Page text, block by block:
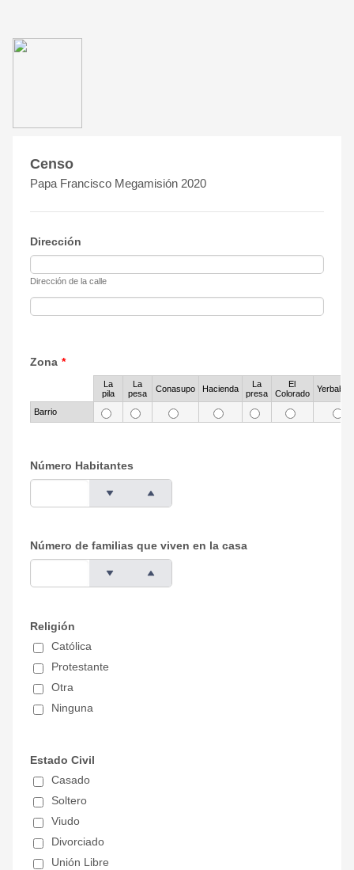
Censo
Papa Francisco Megamisión 2020
Dirección
Dirección de la calle
Zona *
La
pila
La
pesa
Conasupo Hacienda
La
presa
El
Colorado
Barrio
Número Habitantes
Número de familias que viven en la casa
Religión
Católica
Protestante
Otra
Ninguna
Estado Civil
Casado
Soltero
Viudo
Divorciado
Unión Libre